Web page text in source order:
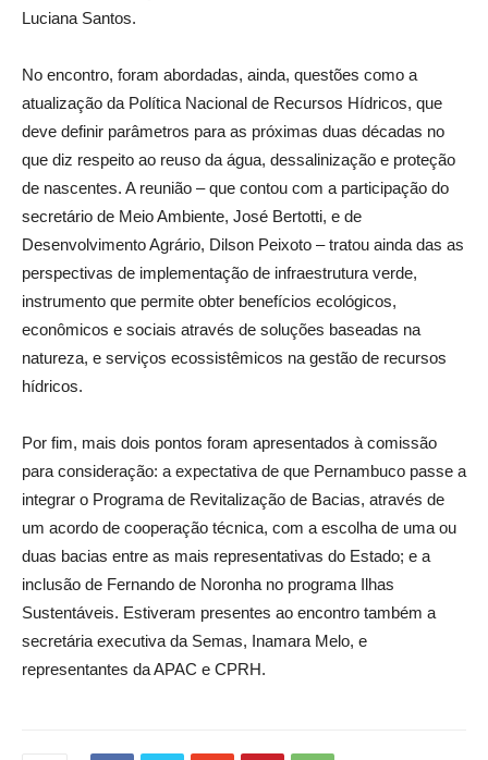
Luciana Santos.
No encontro, foram abordadas, ainda, questões como a
atualização da Política Nacional de Recursos Hídricos, que
deve definir parâmetros para as próximas duas décadas no
que diz respeito ao reuso da água, dessalinização e proteção
de nascentes. A reunião – que contou com a participação do
secretário de Meio Ambiente, José Bertotti, e de
Desenvolvimento Agrário, Dilson Peixoto – tratou ainda das as
perspectivas de implementação de infraestrutura verde,
instrumento que permite obter benefícios ecológicos,
econômicos e sociais através de soluções baseadas na
natureza, e serviços ecossistêmicos na gestão de recursos
hídricos.
Por fim, mais dois pontos foram apresentados à comissão
para consideração: a expectativa de que Pernambuco passe a
integrar o Programa de Revitalização de Bacias, através de
um acordo de cooperação técnica, com a escolha de uma ou
duas bacias entre as mais representativas do Estado; e a
inclusão de Fernando de Noronha no programa Ilhas
Sustentáveis. Estiveram presentes ao encontro também a
secretária executiva da Semas, Inamara Melo, e
representantes da APAC e CPRH.